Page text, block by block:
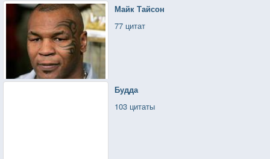
Майк Тайсон
77 цитат
Будда
103 цитаты